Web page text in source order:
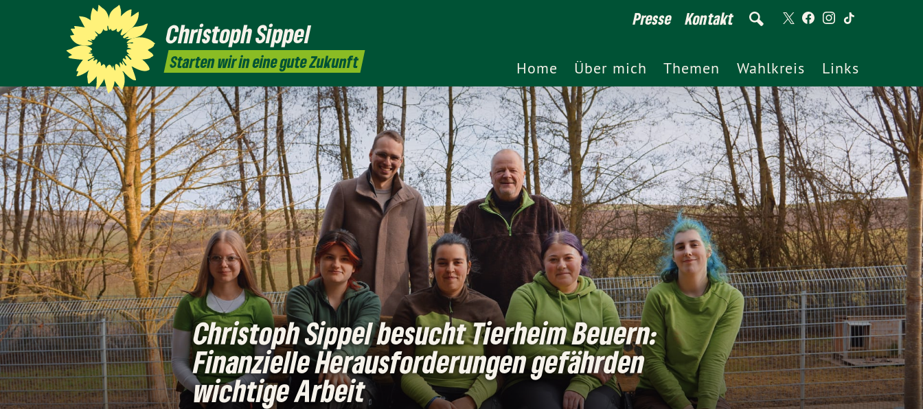
ChristophSippel
Starten wir in eine gute Zukunft
Presse Kontakt
Home Über mich Themen Wahlkreis Links
Christoph Sippel besucht Tierheim Beuern:
Finanzielle Herausforderungen gefährden
wichtige Arbeit